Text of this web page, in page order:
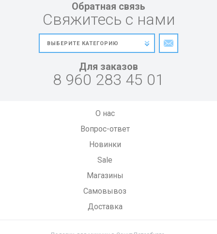
Обратная связь
Свяжитесь с нами
Для заказов
8 960 283 45 01
О нас
Вопрос-ответ
Новинки
Sale
Магазины
Самовывоз
Доставка